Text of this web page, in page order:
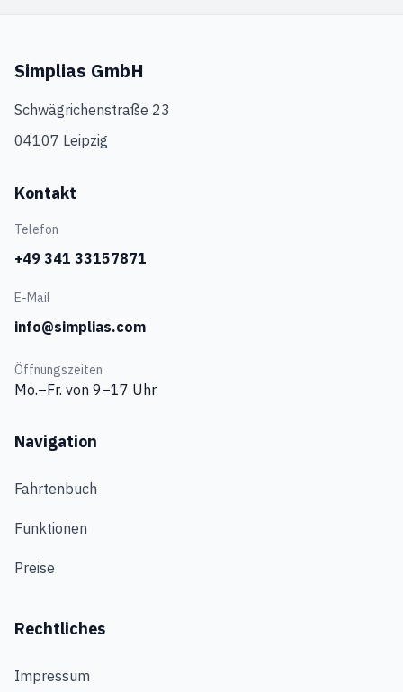
Simplias GmbH
Schwägrichenstraße 23
04107 Leipzig
Kontakt
Telefon
+49 341 33157871
E-Mail
info@simplias.com
Öffnungszeiten
Mo.–Fr. von 9–17 Uhr
Navigation
Fahrtenbuch
Funktionen
Preise
Rechtliches
Impressum